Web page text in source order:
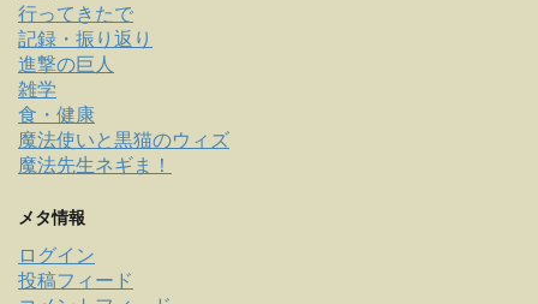
行ってきたで
記録・振り返り
進撃の巨人
雑学
食・健康
魔法使いと黒猫のウィズ
魔法先生ネギま！
メタ情報
ログイン
投稿フィード